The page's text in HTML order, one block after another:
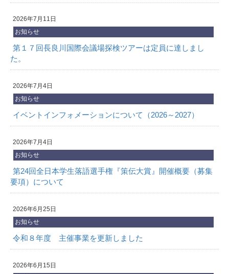
2026年7月11日
お知らせ
第１７回⻑良川国際会議場探検ツアーは定員に達しまし
た。
2026年7月4日
お知らせ
イベントインフォメーションについて（2026～2027）
2026年7月4日
お知らせ
第24回全日本学生落語選手権『策伝大賞』開催概要（募集
要項）について
2026年6月25日
お知らせ
令和８年度 主催事業を更新しました
2026年6月15日